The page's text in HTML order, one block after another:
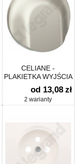
CELIANE -
PLAKIETKA WYJŚCIA
KABLOWEGO
od 13,08 zł
2 warianty